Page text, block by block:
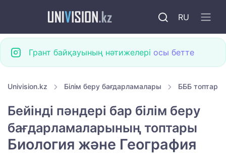
RU
Грант байқауының нәтижелері осы бетте
Univision.kz Білім беру бағдарламалары БББ топтары
Бейінді пәндері бар білім беру
бағдарламаларының топтары
Биология және География